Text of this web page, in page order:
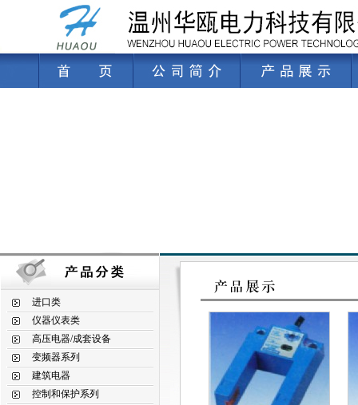
进口类
仪器仪表类
高压电器/成套设备
变频器系列
建筑电器
控制和保护系列